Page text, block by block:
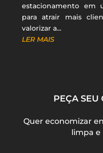
estacionamento em
para atrair mais
valorizar a...
LER MAIS
PEÇA SEU
Quer economizar
limpa e